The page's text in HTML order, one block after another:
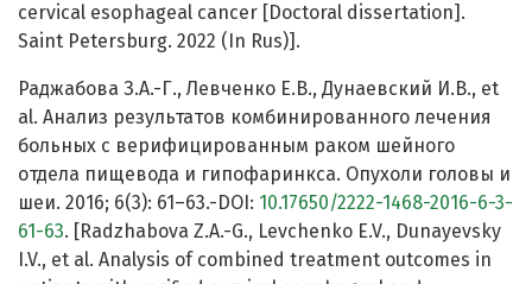
cervical esophageal cancer [Doctoral dissertation].
Saint Petersburg. 2022 (In Rus)].
Раджабова З.А.-Г., Левченко Е.В., Дунаевский И.В., et
al. Анализ результатов комбинированного лечения
больных с верифицированным раком шейного
отдела пищевода и гипофаринкса. Опухоли головы и
шеи. 2016; 6(3): 61–63.-DOI: 10.17650/2222-1468-2016-6-3-
61-63. [Radzhabova Z.A.-G., Levchenko E.V., Dunayevsky
I.V., et al. Analysis of combined treatment outcomes in